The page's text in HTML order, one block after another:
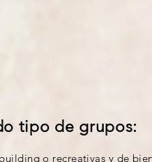
tipo de grupos:
o recreativas y de